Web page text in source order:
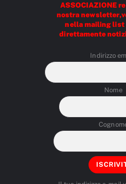
ASSOCIAZIONE
nostra
nella mailing list
direttamente
Indirizzo
Nome